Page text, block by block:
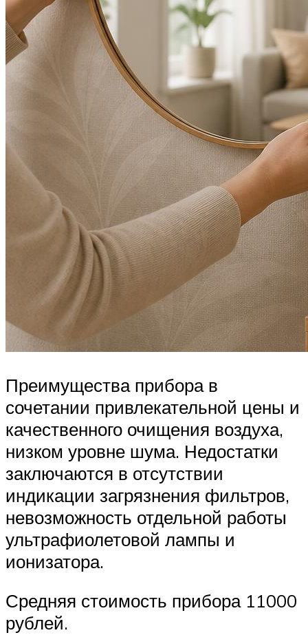
Преимущества прибора в
сочетании привлекательной цены и
качественного очищения воздуха,
низком уровне шума. Недостатки
заключаются в отсутствии
индикации загрязнения фильтров,
невозможность отдельной работы
ультрафиолетовой лампы и
ионизатора.
Средняя стоимость прибора 11000
рублей.